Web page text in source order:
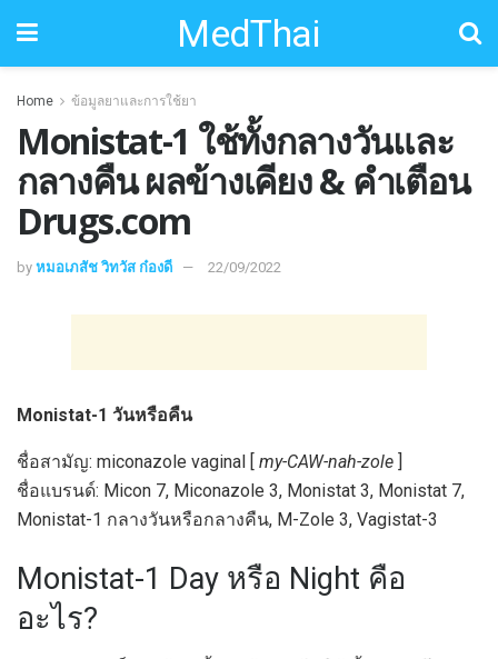
MedThai
Home ข้อมูลยาและการใช้ยา
Monistat-1 ใช้ทั้งกลางวันและ
กลางคืน ผลข้างเคียง & คำเตือน
Drugs.com
by หมอเภสัช วิทวัส ก๋องดี 22/09/2022
Monistat-1 วันหรือคืน
ชื่อสามัญ: miconazole vaginal [ my-CAW-nah-zole ]
ชื่อแบรนด์: Micon 7, Miconazole 3, Monistat 3, Monistat 7,
Monistat-1 กลางวันหรือกลางคืน, M-Zole 3, Vagistat-3
Monistat-1 Day หรือ Night คือ
อะไร?